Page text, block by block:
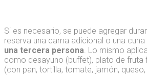
Si es necesario, se puede agregar
reserva una cama adicional o una
una tercera persona. Lo mismo
como desayuno (buffet), plato de fruta
(con pan, tortilla, tomate, jamón,